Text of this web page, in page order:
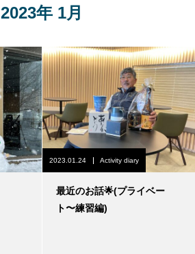
2023年 1月
2023.01.24 Activity diary
最近のお話🌟(プライベー
ト〜練習編)